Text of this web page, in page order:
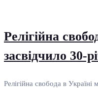
Релігійна
засвідчило 30-
Релігійна свобода в